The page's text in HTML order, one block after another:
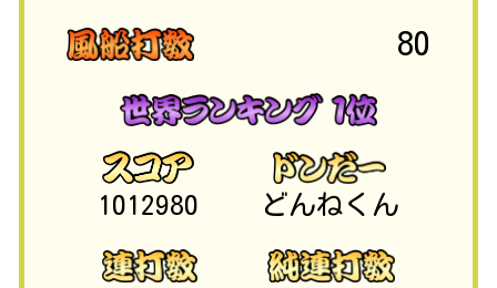
80
1012980 どんねくん